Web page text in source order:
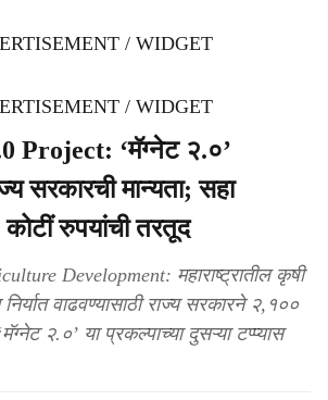
/ WIDGET
/ WIDGET
Project: ‘मॅग्नेट २.०’
सरकारची मान्यता; सहा
कोटीं रुपयांची तरतूद
Development: महाराष्ट्रातील कृषी
वाढवण्यासाठी राज्य सरकारने २,१००
२.०’ या प्रकल्पाच्या दुसऱ्या टप्प्यास